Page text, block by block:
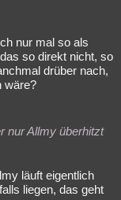
nur mal so als
so direkt nicht, so
drüber nach,
wäre?
nur Allmy überhitzt
läuft eigentlich
liegen, das geht